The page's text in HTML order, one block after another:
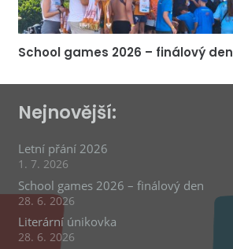
School games 2026 – finálový den
Nejnovější:
Letní přání 2026
1. 7. 2026
School games 2026 – finálový den
28. 6. 2026
Literární únikovka
28. 6. 2026